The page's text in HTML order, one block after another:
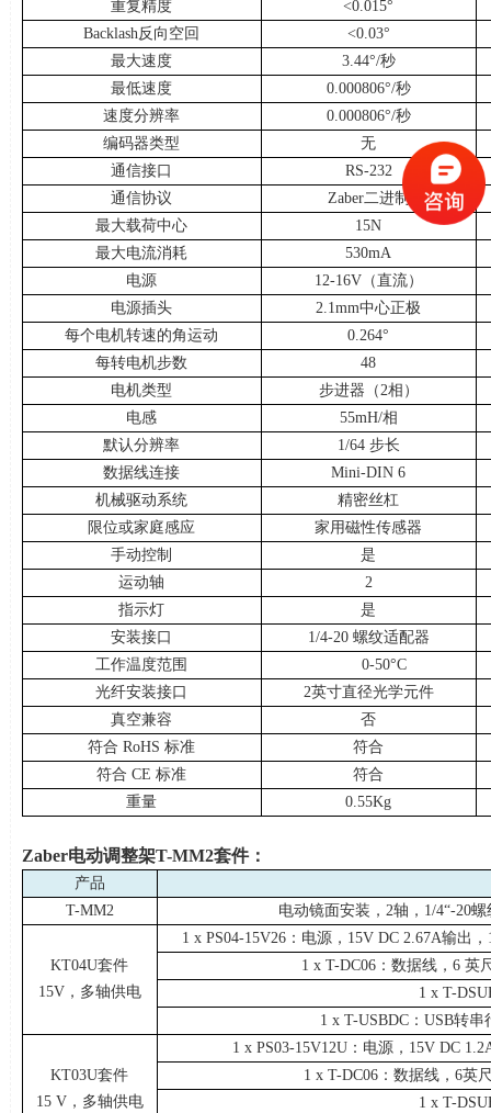
重复精度
<0.015°
Backlash反向空回
<0.03°
最大速度
3.44°/秒
最低速度
0.000806°/秒
速度分辨率
0.000806°/秒
编码器类型
无
通信接口
RS-232
通信协议
Zaber二进制
最大载荷中心
15N
最大电流消耗
530mA
电源
12-16V（直流）
电源插头
2.1mm中心正极
每个电机转速的角运动
0.264°
每转电机步数
48
电机类型
步进器（2相）
电感
55mH/相
默认分辨率
1/64 步长
数据线连接
Mini-DIN 6
机械驱动系统
精密丝杠
限位或家庭感应
家用磁性传感器
手动控制
是
运动轴
2
指示灯
是
安装接口
1/4-20 螺纹适配器
工作温度范围
0-50°C
光纤安装接口
2英寸直径光学元件
真空兼容
否
符合 RoHS标准
符合
符合 CE标准
符合
重量
0.55Kg
Zaber电动调整架T-MM2套件：
产品
T-MM2
电动镜面安装， 2轴， 1/4“-20螺
KT04U套件
15V，多轴供电
1 x PS04-15V26：电源， 15V DC 2.67A输出，
1 x T-DC06：数据线， 6 英
1 x T-
1 x T-USBDC： USB转串
KT03U套件
15 V，多轴供电
1 x PS03-15V12U：电源， 15V DC
1 x T-DC06：数据线， 6英
1 x T-